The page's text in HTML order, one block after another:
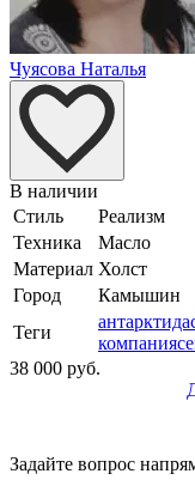
Чуясова Наталья
В наличии
Стиль
Реализм
Техника
Масло
Материал Холст
Город
Камышин
Теги
антарктида
компания
38 000 руб.
Задайте вопрос